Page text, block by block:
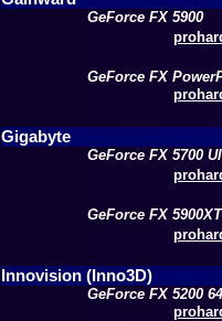
GeForce FX 5900
GeForce FX
Gigabyte
GeForce FX 5700
GeForce FX
Innovision (Inno3D)
GeForce FX 5200